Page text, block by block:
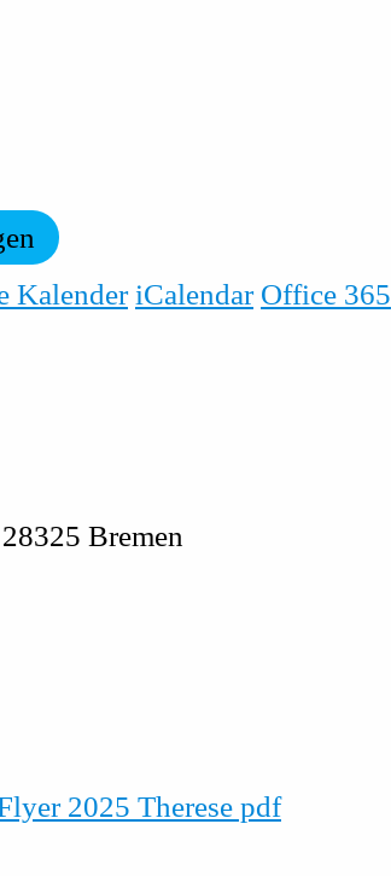
Kalender iCalendar Office 365
Bremen
2025 Therese pdf